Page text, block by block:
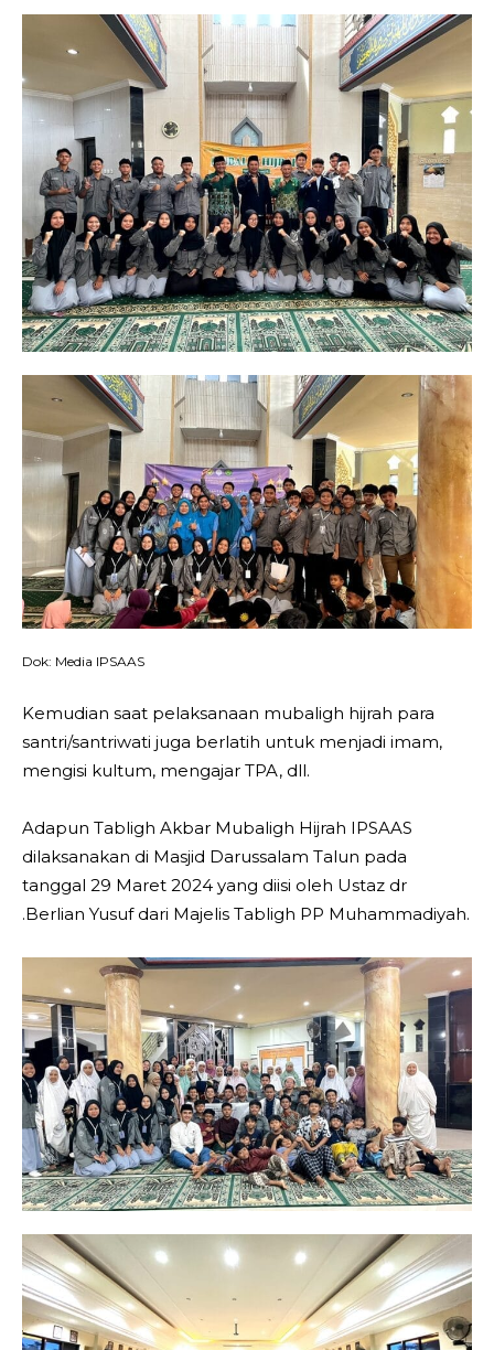
Dok: Media IPSAAS
Kemudian saat pelaksanaan mubaligh hijrah para
santri/santriwati juga berlatih untuk menjadi imam,
mengisi kultum, mengajar TPA, dll.
Adapun Tabligh Akbar Mubaligh Hijrah IPSAAS
dilaksanakan di Masjid Darussalam Talun pada
tanggal 29 Maret 2024 yang diisi oleh Ustaz dr
.Berlian Yusuf dari Majelis Tabligh PP Muhammadiyah.